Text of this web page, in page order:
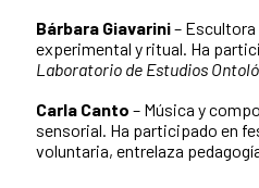
Bárbara Giavarini–
experimental y ritual. Ha
Laboratorio de Estudios
Carla Canto – Música y
sensorial. Ha participado en
voluntaria, entrelaza